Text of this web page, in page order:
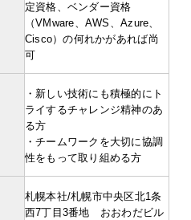
定資格、ベンダー資格
（VMware、AWS、Azure、
Cisco）の何れかがあれば尚
可
・新しい技術にも積極的にト
ライするチャレンジ精神のあ
る方
・チームワークを大切に協調
性をもって取り組める方
札幌本社/札幌市中央区北1条
西7丁目3番地 おおわだビル